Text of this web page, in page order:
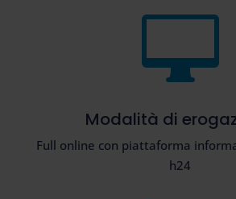

Modalità di
Full online con piattaforma
h24